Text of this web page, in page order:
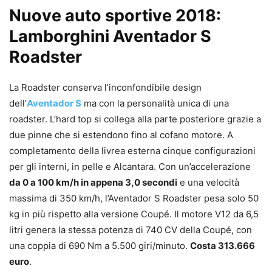
Nuove auto sportive 2018:
Lamborghini Aventador S
Roadster
La Roadster conserva l’inconfondibile design
dell’Aventador S ma con la personalità unica di una
roadster. L’hard top si collega alla parte posteriore grazie a
due pinne che si estendono fino al cofano motore. A
completamento della livrea esterna cinque configurazioni
per gli interni, in pelle e Alcantara. Con un’accelerazione
da 0 a 100 km/h in appena 3,0 secondi e una velocità
massima di 350 km/h, l’Aventador S Roadster pesa solo 50
kg in più rispetto alla versione Coupé. Il motore V12 da 6,5
litri genera la stessa potenza di 740 CV della Coupé, con
una coppia di 690 Nm a 5.500 giri/minuto. Costa 313.666
euro.